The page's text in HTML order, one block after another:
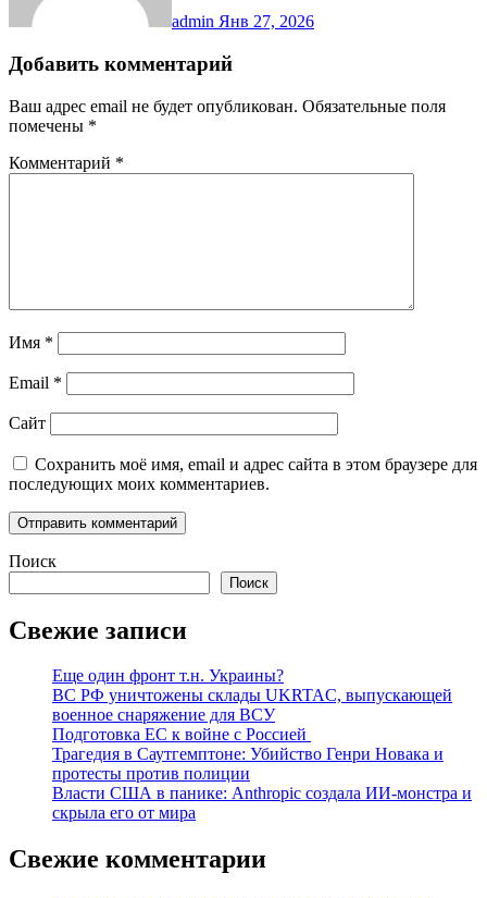
admin Янв 27, 2026
Добавить комментарий
Ваш адрес email не будет опубликован. Обязательные поля
помечены *
Комментарий *
Имя *
Email *
Сайт
Сохранить моё имя, email и адрес сайта в этом браузере для
последующих моих комментариев.
Поиск
Поиск
Свежие записи
Еще один фронт т.н. Украины?
ВС РФ уничтожены склады UKRTAC, выпускающей
военное снаряжение для ВСУ
Подготовка ЕС к войне с Россией
Трагедия в Саутгемптоне: Убийство Генри Новака и
протесты против полиции
Власти США в панике: Anthropic создала ИИ-монстра и
скрыла его от мира
Свежие комментарии